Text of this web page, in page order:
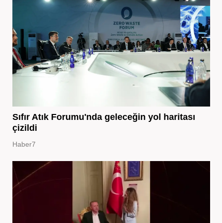
Sıfır Atık Forumu'nda geleceğin yol haritası
çizildi
Haber7